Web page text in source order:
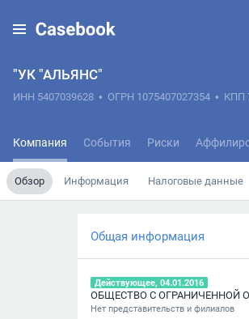
"УК "АЛЬЯНС"
ИНН 5407039628 • ОГРН 1075407027354 • КПП
Компания События Риски
Обзор Информация Налоговые данные
Общая информация
Действующее, 04.01.2016
Нет представительств и филиалов